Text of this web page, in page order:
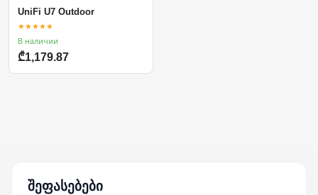
UniFi U7 Outdoor
★★★★★
В наличии
₾1,179.87
შეფასებები